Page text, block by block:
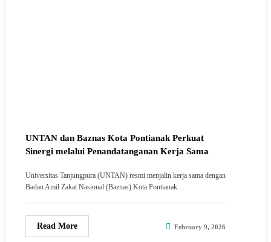
UNTAN dan Baznas Kota Pontianak Perkuat
Sinergi melalui Penandatanganan Kerja Sama
Universitas Tanjungpura (UNTAN) resmi menjalin kerja sama dengan
Badan Amil Zakat Nasional (Baznas) Kota Pontianak…
Read More February 9, 2026